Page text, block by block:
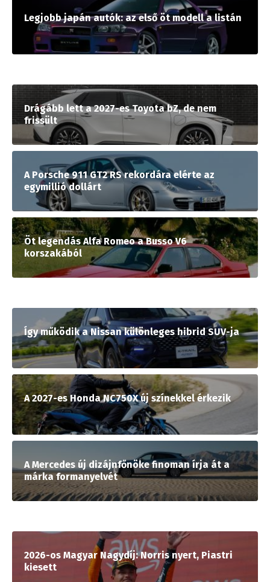
Legjobb japán autók: az első öt modell a listán
Drágább lett a 2027-es Toyota bZ, de nem
frissült
A Porsche 911 GT2 RS rekordára elérte az
egymillió dollárt
Öt legendás Alfa Romeo a Busso V6
korszakából
Így működik a Nissan különleges hibrid SUV-ja
A 2027-es Honda NC750X új színekkel érkezik
A Mercedes új dizájnfőnöke finoman írja át a
márka formanyelvét
2026-os Magyar Nagydíj: Norris nyert, Piastri
kiesett